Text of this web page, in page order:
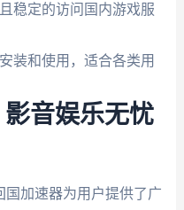
稳定的访问国内游戏服
装和使用，适合各类用
影音娱乐无忧
国加速器为用户提供了广